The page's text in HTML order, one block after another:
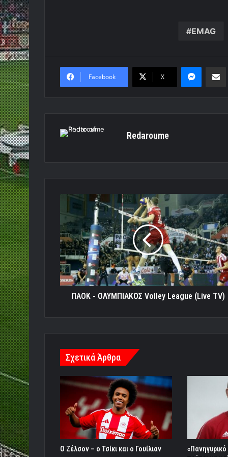
EMAG
Facebook X
Redaroume
ΠΑΟΚ
ΟΛΥΜΠΙΑΚΟΣ
Volley
League
(Live
TV)
ΠΑΟΚ - ΟΛΥΜΠΙΑΚΟΣ Volley League (Live TV)
Σχετικά Άρθρα
O Ζέλσον – ο Τσίκι και ο Γουίλιαν